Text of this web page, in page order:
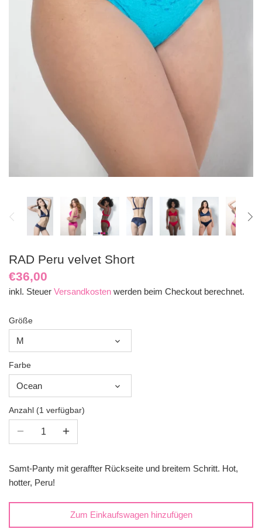
RAD Peru velvet Short
€36,00
inkl. Steuer Versandkosten werden beim Checkout berechnet.
Größe
M
Farbe
Ocean
Anzahl 1 verfügbar
Samt-Panty mit geraffter Rückseite und breitem Schritt. Hot,
hotter, Peru!
Zum Einkaufswagen hinzufügen